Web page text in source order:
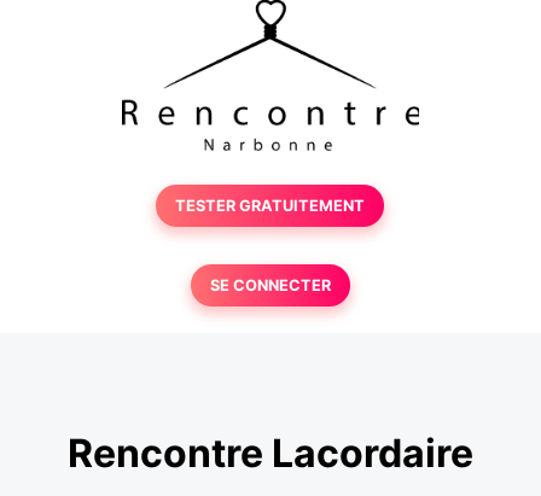
TESTER GRATUITEMENT
SE CONNECTER
Rencontre Lacordaire